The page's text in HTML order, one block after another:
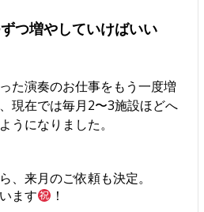
つ増やしていけばいい
た演奏のお仕事をもう一度増
現在では毎月2〜3施設ほどへ
うになりました。
、来月のご依頼も決定。
ます
！